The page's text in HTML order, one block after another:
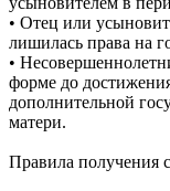
• Отец или
лишилась права на
•
форме до
дополнительной
матери.
Правила получения